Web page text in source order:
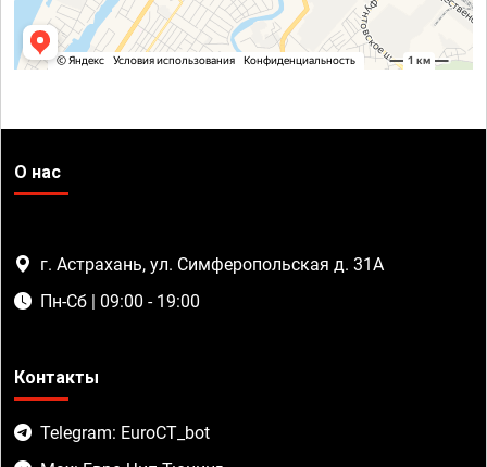
О нас
г. Астрахань, ул. Симферопольская д. 31А
Пн-Сб | 09:00 - 19:00
Контакты
Telegram: EuroCT_bot